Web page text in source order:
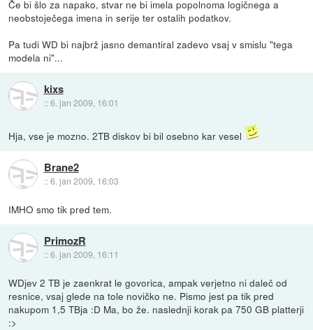
Če bi šlo za napako, stvar ne bi imela popolnoma logičnega a
neobstoječega imena in serije ter ostalih podatkov.
Pa tudi WD bi najbrž jasno demantiral zadevo vsaj v smislu "tega
modela ni"...
kixs
::6. jan 2009, 16:01
Hja, vse je mozno. 2TB diskov bi bil osebno kar vesel
Brane2
::6. jan 2009, 16:03
IMHO smo tik pred tem.
PrimozR
::6. jan 2009, 16:11
WDjev 2 TB je zaenkrat le govorica, ampak verjetno ni daleč od
resnice, vsaj glede na tole novičko ne. Pismo jest pa tik pred
nakupom 1,5 TBja :D Ma, bo že. naslednji korak pa 750 GB platterji
:>